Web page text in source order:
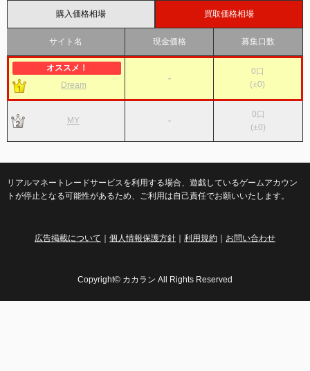
購入価格相場 買取価格相場
サイト名 現金価格 募集口数
Dream
-
0口
(±0)
MY -
0 口
(±0)
リアルマネートレードサービスを利用する場合、遊戯しているゲームアカウン
トが停止となる可能性があるため、ご利用は自己責任でお願いいたします。
広告掲載について 個人情報保護方針 利用規約 お問い合わせ
Copyright© カカラン All Rights Reserved